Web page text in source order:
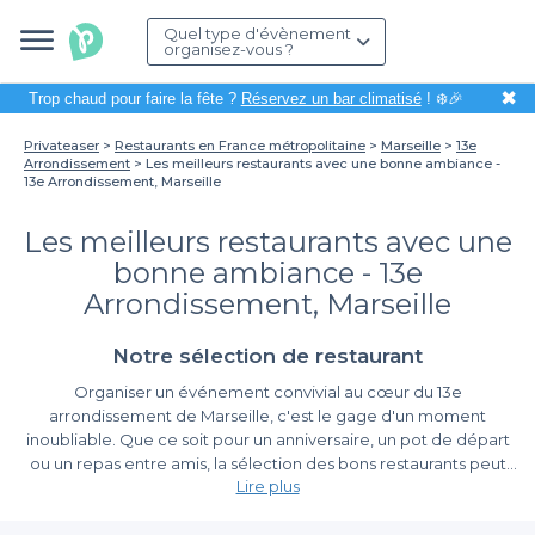
Quel type d'évènement
organisez-vous ?
Trop chaud pour faire la fête ? Réservez un bar climatisé! ❄️🎉 ✖
Privateaser Restaurants en France métropolitaine Marseille
13e
Arrondissement
Les meilleurs restaurants avec une bonne ambiance -
13e Arrondissement, Marseille
Les meilleurs restaurants avec une
bonne ambiance - 13e
Arrondissement, Marseille
Notre sélection de restaurant
Organiser un événement convivial au cœur du 13e
arrondissement de Marseille, c'est le gage d'un moment
inoubliable. Que ce soit pour un anniversaire, un pot de départ
ou un repas entre amis, la sélection des bons restaurants peut
souvent devenir un casse-tête. Grâce à Privateaser, nous vous
Lire plus